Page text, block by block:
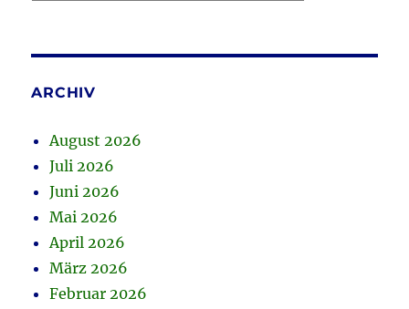
ARCHIV
August 2026
Juli 2026
Juni 2026
Mai 2026
April 2026
März 2026
Februar 2026